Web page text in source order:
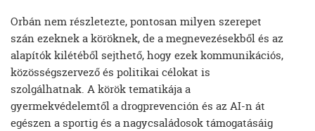
Orbán nem részletezte, pontosan milyen szerepet
szán ezeknek a köröknek, de a megnevezésekből és az
alapítók kilétéből sejthető, hogy ezek kommunikációs,
közösségszervező és politikai célokat is
szolgálhatnak. A körök tematikája a
gyermekvédelemtől a drogprevención és az AI-n át
egészen a sportig és a nagycsaládosok támogatásáig